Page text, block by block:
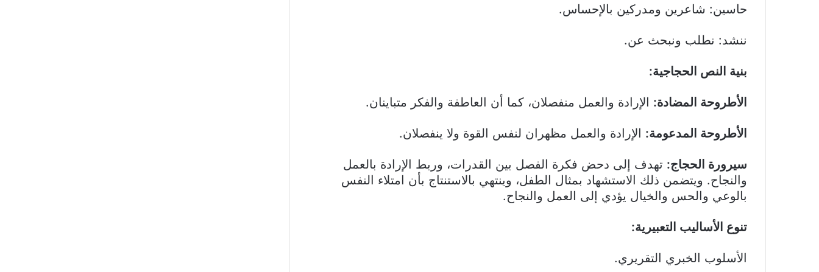
حاسين: شاعرين ومدركين بالإحساس.
ننشد: نطلب ونبحث عن.
بنية النص الحجاجية:
الأطروحة المضادة: الإرادة والعمل منفصلان، كما أن العاطفة والفكر متباينان.
الأطروحة المدعومة: الإرادة والعمل مظهران لنفس القوة ولا ينفصلان.
سيرورة الحجاج: تهدف إلى دحض فكرة الفصل بين القدرات، وربط الإرادة بالعمل
والنجاح. ويتضمن ذلك الاستشهاد بمثال الطفل، وينتهي بالاستنتاج بأن امتلاء النفس
بالوعي والحس والخيال يؤدي إلى العمل والنجاح.
تنوع الأساليب التعبيرية:
الأسلوب الخبري التقريري.